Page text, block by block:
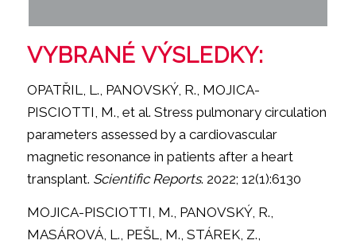
VYBRANÉ VÝSLEDKY:
OPATŘIL, L., PANOVSKÝ, R., MOJICA-
PISCIOTTI, M., et al. Stress pulmonary circulation
parameters assessed by a cardiovascular
magnetic resonance in patients after a heart
transplant. Scientific Reports. 2022; 12(1):6130
MOJICA-PISCIOTTI, M., PANOVSKÝ, R.,
MASÁROVÁ, L., PEŠL, M., STÁREK, Z.,